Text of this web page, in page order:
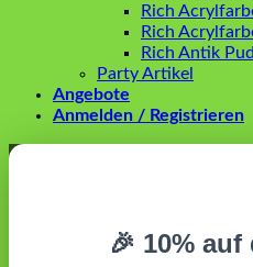
Rich
Rich
Rich Antik
Party Artikel
Angebote
Anmelden / Registrieren
🎉 10%
Anmelden